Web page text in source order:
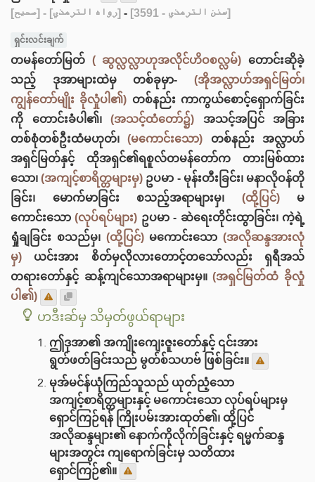
[صحيح]
- [رواه الترمذي] - [سنن الترمذي - 3591]
ရှင်းလင်းချက်
တမန်တော်မြတ် ( ဆွလ္လလ္လာဟုအလိုင်ဟိဝစလ္လမ်) တောင်းဆိုခဲ့
သည့် ဒုအာများထဲမှ တစ်ခုမှာ- (အိုအလ္လာဟ်အရှင်မြတ်၊
ကျွန်တော်မျိုး ခိုလှုံပါ၏) တစ်နည်း ကာကွယ်စောင့်ရှောက်ခြင်း
ကို တောင်းခံပါ၏၊ (အသင့်ထံတော်၌) အသင့်အပြင် အခြား
တစ်စုံတစ်ဦးထံမဟုတ်၊(မကောင်းသော) တစ်နည်း အလ္လာဟ်
အရှင်မြတ်နှင့် ထိုအရှင်၏ရစူလ်တမန်တော်က တားမြစ်ထား
သော၊(အကျင့်စာရိတ္တများမှ) ဥပမာ - မုန်းတီးခြင်း၊ မနာလိုဝန်တို
ခြင်း၊ မောက်မာခြင်း စသည့်အရာများမှ၊ (ထို့ပြင်)မ
ကောင်းသော(လုပ်ရပ်များ) ဥပမာ - ဆဲရေးတိုင်းထွာခြင်း၊ ကဲ့ရဲ့
ရှုံချခြင်း စသည်မှ၊ (ထို့ပြင်)မကောင်းသော (အလိုဆန္ဒအားလုံ
မှ) ယင်းအား စိတ်မှလိုလားတောင့်တသော်လည်း ရှရီအသ်
တရားတော်နှင့် ဆန့်ကျင်သောအရာများမှ။(အရှင်မြတ်ထံ ခိုလှုံ
ပါ၏)
ဟဒီးဆ်မှ သိမှတ်ဖွယ်ရာများ
ဤဒုအာ၏ အကျိုးကျေးဇူးတော်နှင့် ၎င်းအား
ရွတ်ဖတ်ခြင်းသည် မွတ်စ်သဟဗ် ဖြစ်ခြင်း။
မုအ်မင်န်ယုံကြည်သူသည် ယုတ်ညံ့သော
အကျင့်စာရိတ္တများနှင့် မကောင်းသော လုပ်ရပ်များမှ
ရှောင်ကြဉ်ရန် ကြိုးပမ်းအားထုတ်၏၊ ထို့ပြင်
အလိုဆန္ဒများ၏ နောက်ကိုလိုက်ခြင်းနှင့် ရမ္မက်ဆန္ဒ
များအတွင်း ကျရောက်ခြင်းမှ သတိထား
ရှောင်ကြဉ်၏။